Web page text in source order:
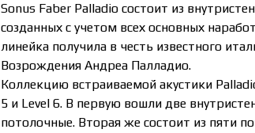
Sonus Faber Palladio состоит из
созданных с учетом всех основных
линейка получила в честь известного
Возрождения Андреа Палладио.
Коллекцию встраиваемой акустики
5 и Level 6. В первую вошли две
потолочные. Вторая же состоит из пяти